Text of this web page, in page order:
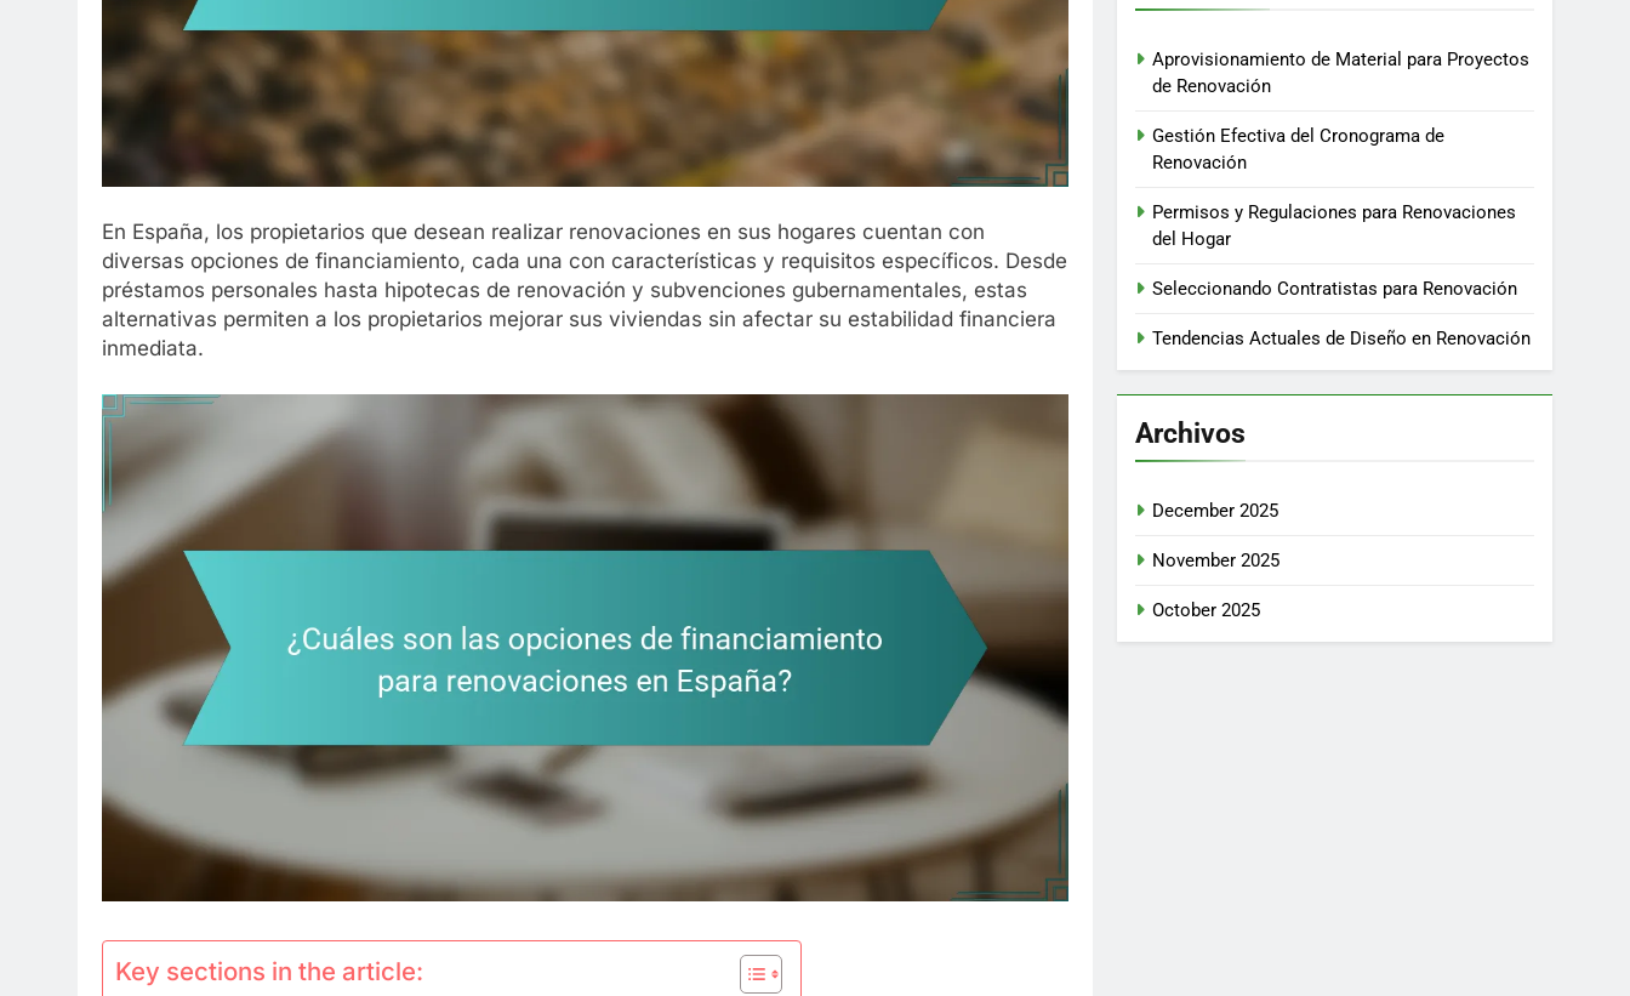
En España, los propietarios que desean realizar renovaciones en sus hogares cuentan con
diversas opciones de financiamiento, cada una con características y requisitos específicos. Desde
préstamos personales hasta hipotecas de renovación y subvenciones gubernamentales, estas
alternativas permiten a los propietarios mejorar sus viviendas sin afectar su estabilidad financiera
inmediata.
Key sections in the article:
Aprovisionamiento de Material para Proyectos
de Renovación
Gestión Efectiva del Cronograma de
Renovación
Permisos y Regulaciones para Renovaciones
del Hogar
Seleccionando Contratistas para Renovación
Tendencias Actuales de Diseño en Renovación
Archivos
December 2025
November 2025
October 2025